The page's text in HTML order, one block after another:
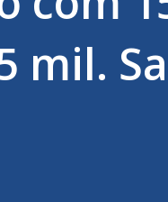
mil.